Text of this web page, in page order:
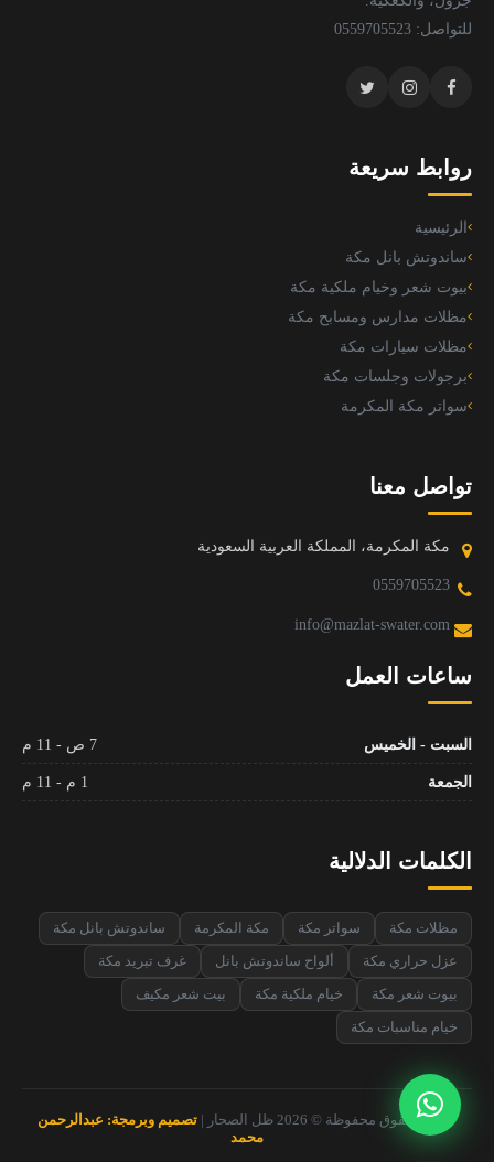
للتواصل: 0559705523
روابط سريعة
الرئيسية
ساندوتش بانل مكة
بيوت شعر وخيام ملكية مكة
مظلات مدارس ومسابح مكة
مظلات سيارات مكة
برجولات وجلسات مكة
سواتر مكة المكرمة
تواصل معنا
مكة المكرمة، المملكة العربية السعودية
0559705523
info@mazlat-swater.com
ساعات العمل
السبت - الخميس 7 ص - 11 م
الجمعة 1 م - 11 م
الكلمات الدلالية
مظلات مكة سواتر مكة مكة المكرمة
ساندوتش بانل مكة
عزل حراري مكة
ألواح ساندوتش بانل
غرف تبريد مكة
بيوت شعر مكة
خيام ملكية مكة
بيت شعر مكيف
خيام مناسبات مكة
جميع الحقوق محفوظة © 2026 ظل الصحار |
تصميم وبرمجة: عبدالرحمن
محمد